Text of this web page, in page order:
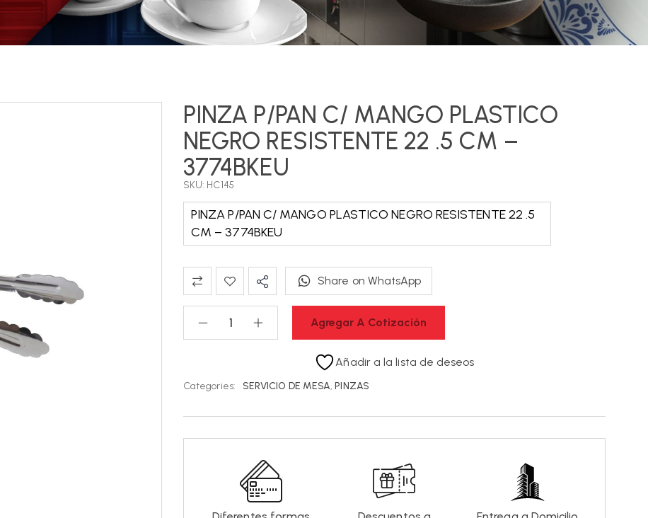
PINZA P/PAN C/ MANGO PLASTICO
NEGRO RESISTENTE 22 .5 CM –
3774BKEU
SKU: HC145
PINZA P/PAN C/ MANGO PLASTICO NEGRO RESISTENTE 22 .5
CM – 3774BKEU
Agregar A Cotización
Share on WhatsApp
Añadir a la lista de deseos
Categories: SERVICIO DE MESA,PINZAS